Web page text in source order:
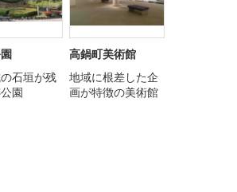
石垣が残
園
高鍋町美術館
地域に根差した企
画が特徴の美術館